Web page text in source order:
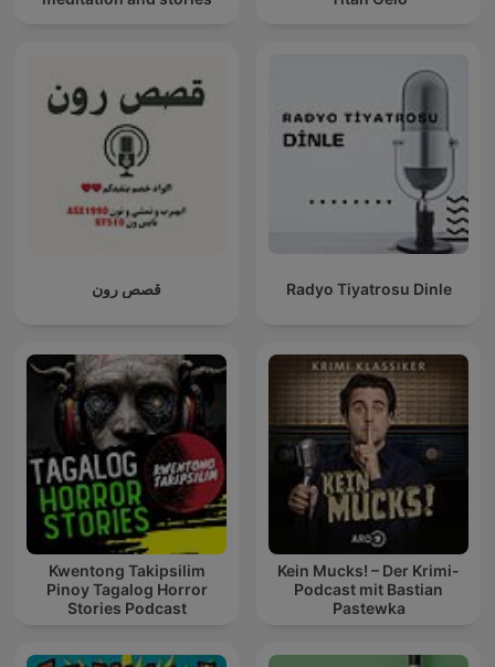
قصص رون Radyo Tiyatrosu Dinle
Kwentong Takipsilim
Pinoy Tagalog Horror
Stories Podcast
Kein Mucks! – Der Krimi-
Podcast mit Bastian
Pastewka